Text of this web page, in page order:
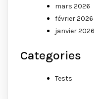
mars 2026
février 2026
janvier 2026
Categories
Tests